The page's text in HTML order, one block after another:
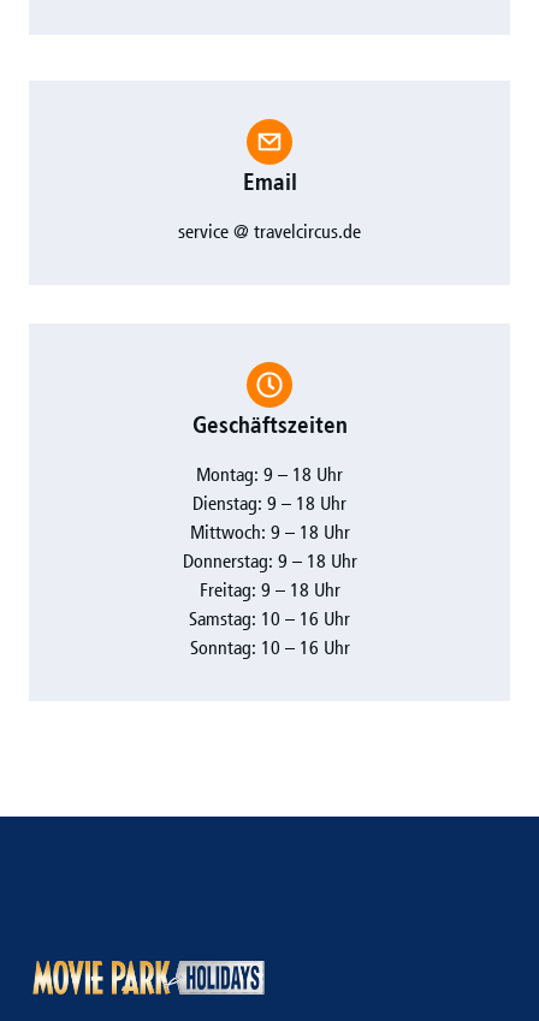
Email
service @ travelcircus.de
Geschäftszeiten
Montag: 9 – 18 Uhr
Dienstag: 9 – 18 Uhr
Mittwoch: 9 – 18 Uhr
Donnerstag: 9 – 18 Uhr
Freitag: 9 – 18 Uhr
Samstag: 10 – 16 Uhr
Sonntag: 10 – 16 Uhr